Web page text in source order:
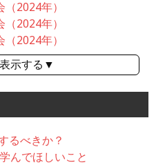
（2024年）
（2024年）
（2024年）
示する▼
るべきか？
んでほしいこと